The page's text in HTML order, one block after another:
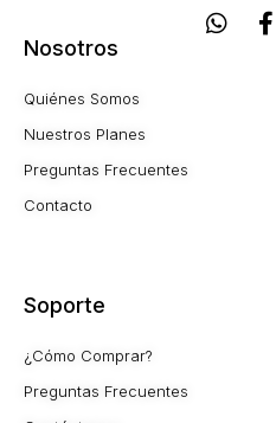
W
h
F
a
Nosotros
Quiénes Somos
Nuestros Planes
Preguntas Frecuentes
Contacto
Soporte
¿Cómo Comprar?
Preguntas Frecuentes